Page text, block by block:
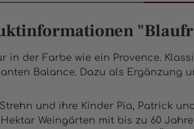
in der Farbe wie ein Provence.
Balance. Dazu als Ergänzung
und ihre Kinder Pia, Patrick
Weingärten mit bis zu 60